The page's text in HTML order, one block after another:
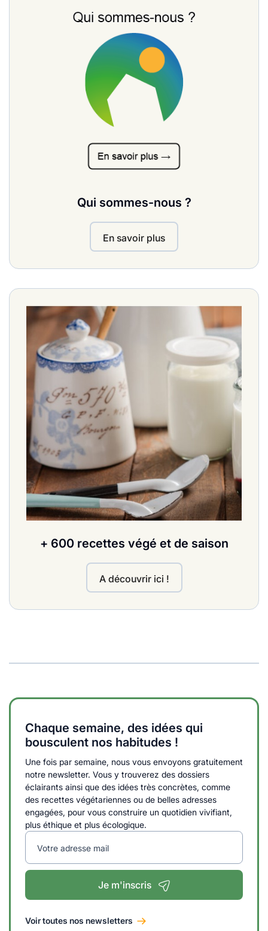
Qui sommes-nous ?
En savoir plus
+ 600 recettes végé et de saison
A découvrir ici !
Chaque semaine, des idées qui
bousculent nos habitudes !
Une fois par semaine, nous vous envoyons gratuitement
notre newsletter. Vous y trouverez des dossiers
éclairants ainsi que des idées très concrètes, comme
des recettes végétariennes ou de belles adresses
engagées, pour vous construire un quotidien vivifiant,
plus éthique et plus écologique.
Votre adresse mail
Je m'inscris
Voir toutes nos newsletters